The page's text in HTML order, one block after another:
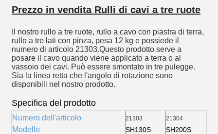
Prezzo in vendita Rulli di cavi a tre ruote
Il nostro rullo a tre ruote, rullo a cavo con piastra di terra,
rullo a tre lati con pinza, pesa 12 kg e possiede il
numero di articolo 21303.Questo prodotto serve a
posare il cavo quando viene applicato a terra o al
vassoio dei cavi. Può essere smontato in tre pulegge.
Sia la linea retta che l'angolo di rotazione sono
disponibili nel nostro prodotto.
Specifica del prodotto
Numero dell'articolo 21303 21304
Modello SH130S SH200S